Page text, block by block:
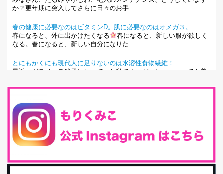
か？更年期に突入してさらに日々のお手...
春の健康に必要なのはビタミンD。肌に必要なのはオメガ３。
春になると、外に出かけたくなる
春になると、新しい服が欲しく
なる。春になると、新しい自分になりた...
とにもかくにも現代人に足りないのは水溶性食物繊維！
最近、グラノーラ迷子になっていた私です。が、と〜〜〜っても美
腸内環境を整えることは、健康維持の中でいっちばん大事！だと私
は思っています。 ヒトの免...
iHerb特大セール終了間近！みんな何買う？
最近お風呂上がりの炭酸水をシリカシリカにしているんだけど確か